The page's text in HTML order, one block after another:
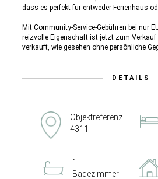
dass es perfekt für entweder Ferienhaus
Mit Community-Service-Gebühren bei nur
reizvolle Eigenschaft ist jetzt zum Verkauf
verkauft, wie gesehen ohne persönliche
DETAILS
Objektreferenz
4311
1
Badezimmer